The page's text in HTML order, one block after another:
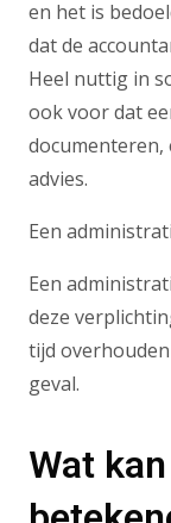
en het is
dat de
Heel nuttig in
ook voor dat
documenteren,
advies.
Een
Een
deze
tijd
geval.
Wat